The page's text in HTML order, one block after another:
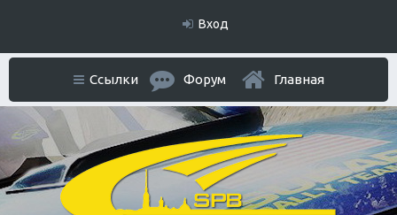
Вход
Ссылки Форум Главная